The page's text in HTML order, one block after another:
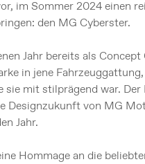
im Sommer 2024 einen
den MG Cyberster.
Jahr bereits als
in jene
sie mit stilprägend war.
Designzukunft von MG
Jahr.
Hommage an die